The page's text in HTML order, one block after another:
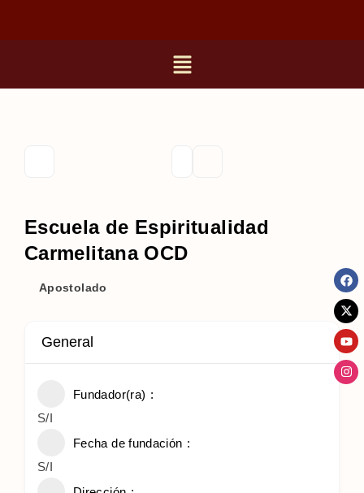
Escuela de Espiritualidad
Carmelitana OCD
Apostolado
General
Fundador(ra)
S/I
Fecha de fundación
S/I